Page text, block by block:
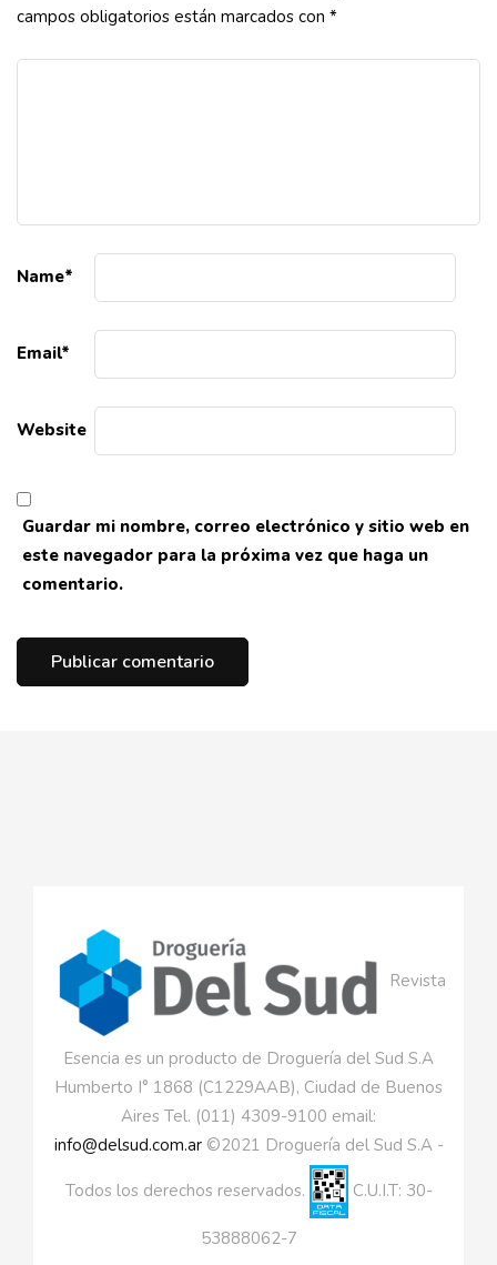
campos obligatorios están marcados con *
Name*
Email*
Website
Guardar mi nombre, correo electrónico y sitio web en
este navegador para la próxima vez que haga un
comentario.
Revista
Esencia es un producto de Droguería del Sud S.A
Humberto I° 1868 (C1229AAB), Ciudad de Buenos
Aires Tel. (011) 4309-9100 email:
info@delsud.com.ar©2021 Droguería del Sud S.A -
Todos los derechos reservados. C.U.I.T: 30-
53888062-7